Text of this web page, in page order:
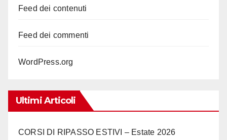
Feed dei contenuti
Feed dei commenti
WordPress.org
Ultimi Articoli
CORSI DI RIPASSO ESTIVI – Estate 2026